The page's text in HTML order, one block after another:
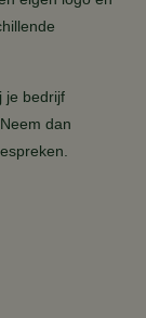
je bedrijf
dan